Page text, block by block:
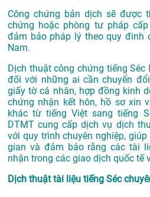
Công chứng bản dịch sẽ được
chứng hoặc phòng tư pháp
đảm bảo pháp lý theo quy đinh
Nam.
Dịch thuật công chứng tiếng
đối với những ai cần chuyển
giấy tờ cá nhân, hợp đồng kinh
chứng nhận kết hôn, hồ sơ xin
khác từ tiếng Việt sang tiếng
DTMT cung cấp dịch vụ dịch
với quy trình chuyên nghiệp,
gian và đảm bảo rằng các tài
nhận trong các giao dịch quốc tế
Dịch thuật tài liệu tiếng Séc